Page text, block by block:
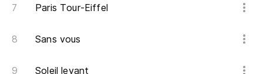
Paris Tour-Eiffel
Sans vous
Soleil levant